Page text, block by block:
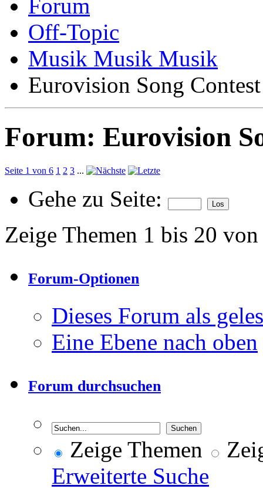
Forum
Off-Topic
Musik Musik Musik
Eurovision Song Contest
Forum: Eurovision
Seite 1 von 6 1 2 3 ...
Gehe zu Seite:
Zeige Themen 1 bis 20
Forum-Optionen
Dieses Forum als
Eine Ebene nach oben
Forum durchsuchen
Zeige Themen
Erweiterte Suche